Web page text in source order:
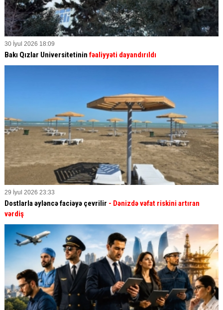
30 İyul 2026 18:09
Bakı Qızlar Universitetinin fəaliyyəti dayandırıldı
29 İyul 2026 23:33
Dostlarla əyləncə faciəyə çevrilir - Dənizdə vəfat riskini artıran
vərdiş